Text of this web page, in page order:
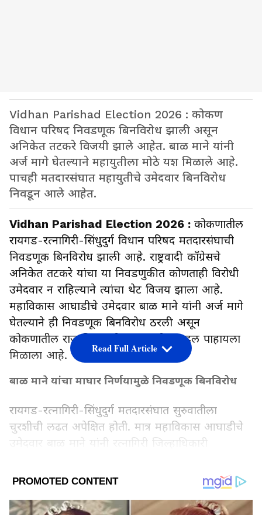
Vidhan Parishad Election 2026 : कोकण
विधान परिषद निवडणूक बिनविरोध झाली असून
अनिकेत तटकरे विजयी झाले आहेत. बाळ माने यांनी
अर्ज मागे घेतल्याने महायुतीला मोठे यश मिळाले आहे.
पाचही मतदारसंघात महायुतीचे उमेदवार बिनविरोध
निवडून आले आहेत.
Vidhan Parishad Election 2026 : कोकणातील
रायगड-रत्नागिरी-सिंधुदुर्ग विधान परिषद मतदारसंघाची
निवडणूक बिनविरोध झाली आहे. राष्ट्रवादी काँग्रेसचे
अनिकेत तटकरे यांचा या निवडणुकीत कोणताही विरोधी
उमेदवार न राहिल्याने त्यांचा थेट विजय झाला आहे.
महाविकास आघाडीचे उमेदवार बाळ माने यांनी अर्ज मागे
घेतल्याने ही निवडणूक बिनविरोध ठरली असून
कोकणातील राजकीय समीकरणात मोठा बदल पाहायला
मिळाला आहे.
बाळ माने यांचा माघार निर्णयामुळे निवडणूक बिनविरोध
रायगड-रत्नागिरी-सिंधुदुर्ग मतदारसंघात सुरुवातीला
चुरशीची लढत अपेक्षित होती. मात्र महाविकास आघाडीचे
उमेदवार बाळ माने यांनी रत्नागिरी जिल्हाधिकारी
त्यामुळे राष्ट्रवादी काँग्रेसचे अनिकेत तटकरे यांचा बिनविरोध
Read Full Article
LATEST VIDEOS